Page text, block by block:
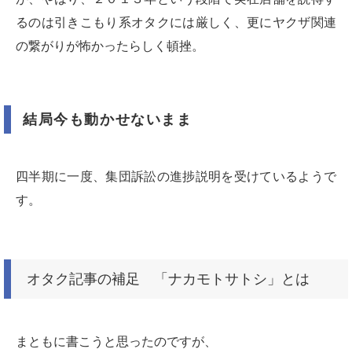
るのは引きこもり系オタクには厳しく、更にヤクザ関連
の繋がりが怖かったらしく頓挫。
結局今も動かせないまま
四半期に一度、集団訴訟の進捗説明を受けているようで
す。
オタク記事の補足 「ナカモトサトシ」とは
まともに書こうと思ったのですが、